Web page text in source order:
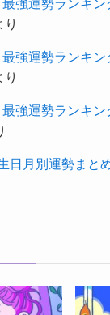
り
強運勢ランキ
り
強運勢ランキ
日月別運勢まと